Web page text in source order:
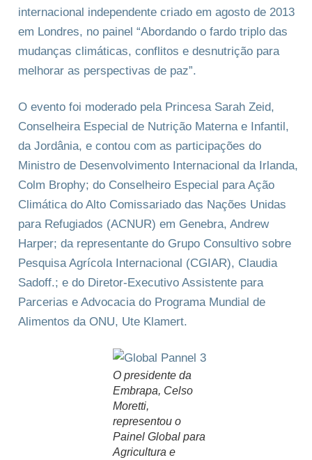
internacional independente criado em agosto de 2013
em Londres, no painel “Abordando o fardo triplo das
mudanças climáticas, conflitos e desnutrição para
melhorar as perspectivas de paz”.
O evento foi moderado pela Princesa Sarah Zeid,
Conselheira Especial de Nutrição Materna e Infantil,
da Jordânia, e contou com as participações do
Ministro de Desenvolvimento Internacional da Irlanda,
Colm Brophy; do Conselheiro Especial para Ação
Climática do Alto Comissariado das Nações Unidas
para Refugiados (ACNUR) em Genebra, Andrew
Harper; da representante do Grupo Consultivo sobre
Pesquisa Agrícola Internacional (CGIAR), Claudia
Sadoff.; e do Diretor-Executivo Assistente para
Parcerias e Advocacia do Programa Mundial de
Alimentos da ONU, Ute Klamert.
O presidente da
Embrapa, Celso
Moretti,
representou o
Painel Global para
Agricultura e